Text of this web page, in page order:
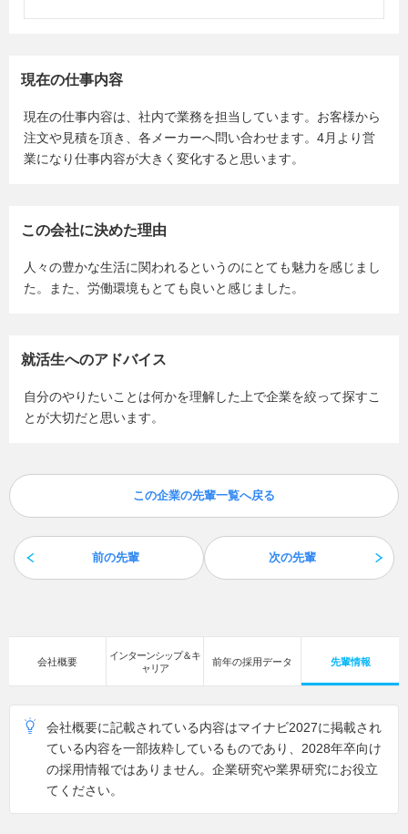
現在の仕事内容
現在の仕事内容は、社内で業務を担当しています。お客様から
注文や見積を頂き、各メーカーへ問い合わせます。4月より営
業になり仕事内容が大きく変化すると思います。
この会社に決めた理由
人々の豊かな生活に関われるというのにとても魅力を感じまし
た。また、労働環境もとても良いと感じました。
就活生へのアドバイス
自分のやりたいことは何かを理解した上で企業を絞って探すこ
とが大切だと思います。
前の先輩
この企業の先輩一覧へ戻る
次の先輩
会社概要
インターンシップ＆キ
ャリア
前年の採用データ 先輩情報
会社概要に記載されている内容はマイナビ2027に掲載され
ている内容を一部抜粋しているものであり、2028年卒向け
の採用情報ではありません。企業研究や業界研究にお役立
てください。